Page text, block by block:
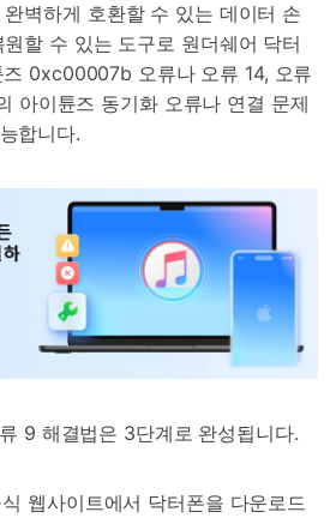
벽하게 호환할 수 있는 데이터 손
할 수 있는 도구로 원더쉐어 닥터
0xc00007b 오류나 오류 14, 오류
아이튠즈 동기화 오류나 연결 문제
합니다.
9 해결법은 3단계로 완성됩니다.
웹사이트에서 닥터폰을 다운로드